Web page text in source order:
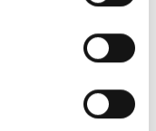
Banner.